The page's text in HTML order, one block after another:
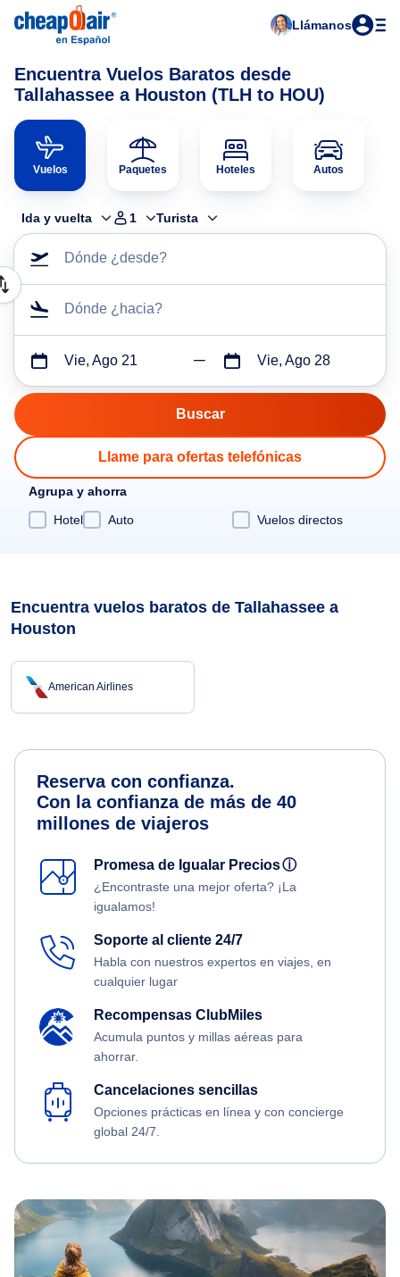
Llámanos
Encuentra Vuelos Baratos desde
Tallahassee a Houston (TLH to HOU)
Vuelos Paquetes Hoteles Autos
Ida y vuelta 1 Turista
Dónde ¿desde?
Dónde ¿hacia?
Vie, Ago 21 Vie, Ago 28
Llame para ofertas telefónicas
Agrupa y ahorra
Hotel
Auto Vuelos directos
Encuentra vuelos baratos de Tallahassee a
Houston
American Airlines
Reserva con confianza.
Con la confianza de más de 40
millones de viajeros
Promesa de Igualar Preciosⓘ
¿Encontraste una mejor oferta? ¡La
igualamos!
Soporte al cliente 24/7
Habla con nuestros expertos en viajes, en
cualquier lugar
Recompensas ClubMiles
Acumula puntos y millas aéreas para
ahorrar.
Cancelaciones sencillas
Opciones prácticas en línea y con concierge
global 24/7.